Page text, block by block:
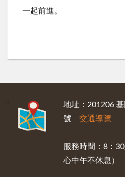
一起前進。
地址：201206
號 交通導覽
服務時間：8：
心中午不休息）